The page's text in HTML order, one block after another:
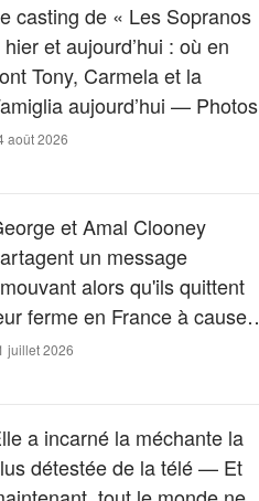
casting de « Les Sopranos
hier et aujourd’hui : où en
Tony, Carmela et la
aujourd’hui — Photos
août 2026
et Amal Clooney
un message
alors qu'ils quittent
ferme en France à cause
feux de forêt — Tous les
juillet 2026
a incarné la méchante la
détestée de la télé — Et